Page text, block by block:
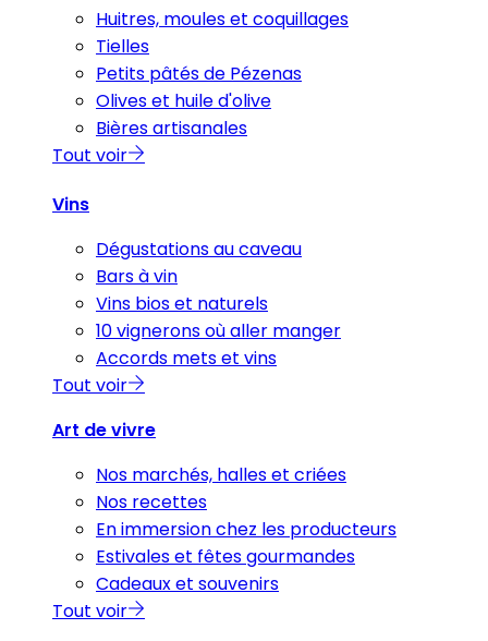
Huitres, moules et coquillages
Tielles
Petits pâtés de Pézenas
Olives et huile d'olive
Bières artisanales
Tout voir
Vins
Dégustations au caveau
Bars à vin
Vins bios et naturels
10 vignerons où aller manger
Accords mets et vins
Tout voir
Art de vivre
Nos marchés, halles et criées
Nos recettes
En immersion chez les producteurs
Estivales et fêtes gourmandes
Cadeaux et souvenirs
Tout voir